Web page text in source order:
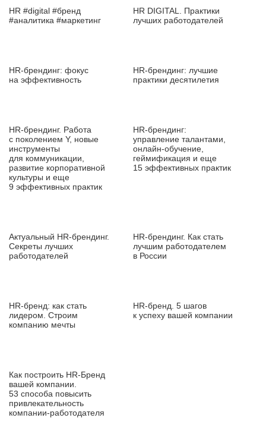
HR #digital #бренд
#аналитика #маркетинг
HR DIGITAL. Практики
лучших работодателей
HR‑брендинг: фокус
на эффективность
HR‑брендинг: лучшие
практики десятилетия
HR‑брендинг. Работа
с поколением Y, новые
инструменты
для коммуникации,
развитие корпоративной
культуры и еще
9 эффективных практик
HR‑брендинг:
управление талантами,
онлайн‑обучение,
геймификация и еще
15 эффективных практик
Актуальный HR‑брендинг.
Секреты лучших
работодателей
HR‑брендинг. Как стать
лучшим работодателем
в России
HR‑бренд: как стать
лидером. Строим
компанию мечты
HR‑бренд. 5 шагов
к успеху вашей компании
Как построить HR‑Бренд
вашей компании.
53 способа повысить
привлекательность
компании‑работодателя